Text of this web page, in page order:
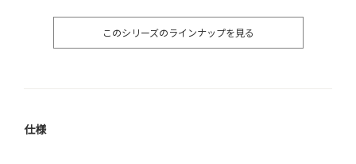
このシリーズのラインナップを見る
仕様